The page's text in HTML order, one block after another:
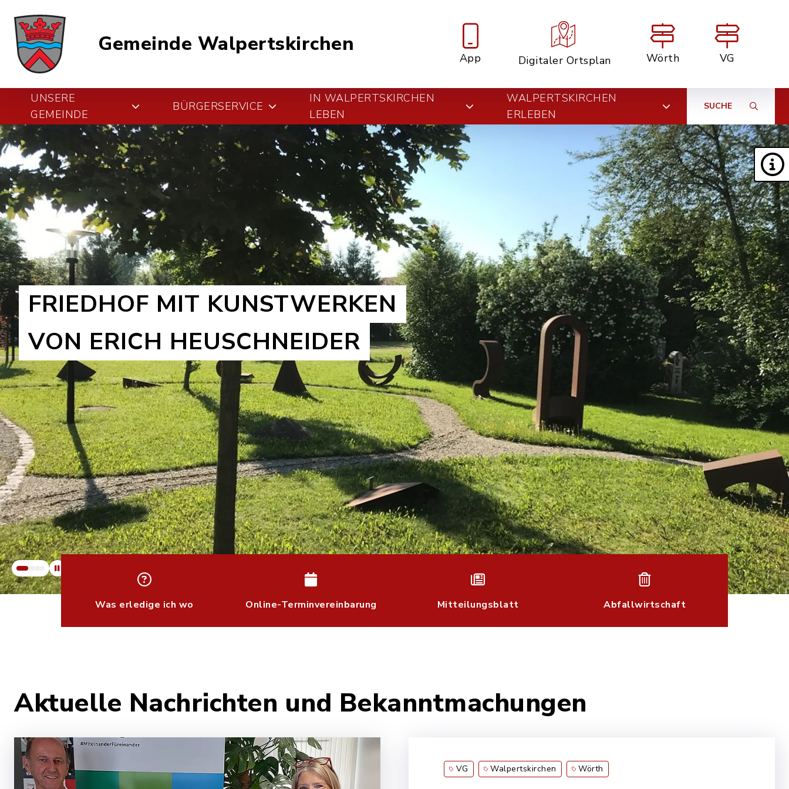
Gemeinde Walpertskirchen
App Digitaler Ortsplan Wörth VG
UNSERE
GEMEINDE
BÜRGERSERVICE
IN WALPERTSKIRCHEN
LEBEN
WALPERTSKIRCHEN
ERLEBEN
SUCHE
FRIEDHOF MIT KUNSTWERKEN
VON ERICH HEUSCHNEIDER
Was erledige ich wo Online-Terminvereinbarung Mitteilungsblatt Abfallwirtschaft
Aktuelle Nachrichten und Bekanntmachungen
VG Walpertskirchen Wörth